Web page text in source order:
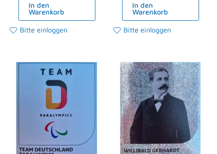
In den
Warenkorb
Bitte einloggen
In den
Warenkorb
Bitte einloggen